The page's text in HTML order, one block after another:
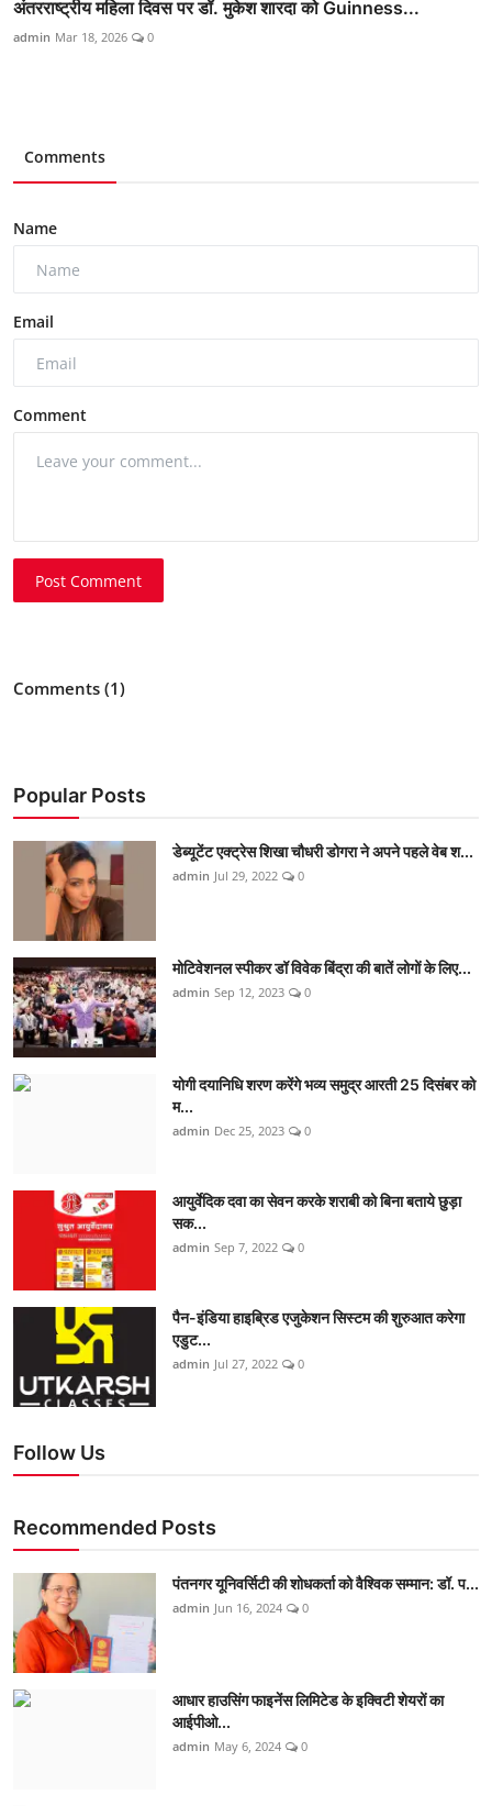
अंतरराष्ट्रीय महिला दिवस पर डॉ. मुकेश शारदा को Guinness...
admin Mar 18, 2026 0
Comments
Name
Email
Comment
Post Comment
Comments (1)
Popular Posts
डेब्यूटेंट एक्ट्रेस शिखा चौधरी डोगरा ने अपने पहले वेब श...
admin Jul 29, 2022 0
मोटिवेशनल स्पीकर डॉ विवेक बिंद्रा की बातें लोगों के लिए...
admin Sep 12, 2023 0
योगी दयानिधि शरण करेंगे भव्य समुद्र आरती 25 दिसंबर को
म...
admin Dec 25, 2023 0
आयुर्वेदिक दवा का सेवन करके शराबी को बिना बताये छुड़ा
सक...
admin Sep 7, 2022 0
पैन-इंडिया हाइब्रिड एजुकेशन सिस्टम की शुरुआत करेगा
एडुट...
admin Jul 27, 2022 0
Follow Us
Recommended Posts
पंतनगर यूनिवर्सिटी की शोधकर्ता को वैश्विक सम्मान: डॉ. प...
admin Jun 16, 2024 0
आधार हाउसिंग फाइनेंस लिमिटेड के इक्विटी शेयरों का
आईपीओ...
admin May 6, 2024 0